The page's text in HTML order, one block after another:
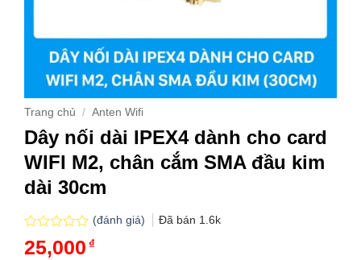
Trang chủ / Anten Wifi
Dây nối dài IPEX4 dành cho card
WIFI M2, chân cắm SMA đầu kim
dài 30cm
Được
xếp
(đánh giá) Đã bán 1.6k
25,000 ₫